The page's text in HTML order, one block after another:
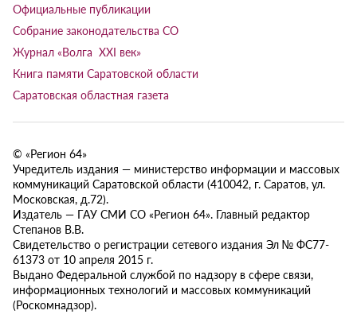
Официальные публикации
Собрание законодательства СО
Журнал «Волга XXI век»
Книга памяти Саратовской области
Саратовская областная газета
© «Регион 64»
Учредитель издания — министерство информации и массовых
коммуникаций Саратовской области (410042, г. Саратов, ул.
Московская, д.72).
Издатель — ГАУ СМИ СО «Регион 64». Главный редактор
Степанов В.В.
Свидетельство о регистрации сетевого издания Эл № ФС77-
61373 от 10 апреля 2015 г.
Выдано Федеральной службой по надзору в сфере связи,
информационных технологий и массовых коммуникаций
(Роскомнадзор).